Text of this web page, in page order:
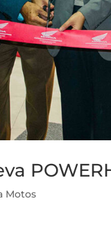
Motos